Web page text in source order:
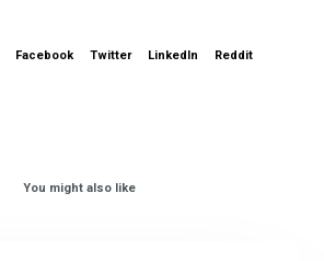
Facebook Twitter LinkedIn Reddit
You might also like